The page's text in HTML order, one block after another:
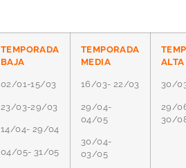
TEMPORADA
BAJA
02/01-15/03
23/03-29/03
14/04- 29/04
04/05- 31/05
TEMPORADA
MEDIA
16/03- 22/03
29/04-
04/05
30/04-
03/05
ALTA
30/
29/
30/